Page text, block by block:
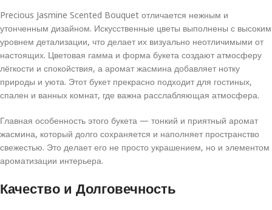
Precious Jasmine Scented Bouquet отличается нежным и
утонченным дизайном. Искусственные цветы выполнены с высоким
уровнем детализации, что делает их визуально неотличимыми от
настоящих. Цветовая гамма и форма букета создают атмосферу
лёгкости и спокойствия, а аромат жасмина добавляет нотку
природы и уюта. Этот букет прекрасно подходит для гостиных,
спален и ванных комнат, где важна расслабляющая атмосфера.
Главная особенность этого букета — тонкий и приятный аромат
жасмина, который долго сохраняется и наполняет пространство
свежестью. Это делает его не просто украшением, но и элементом
ароматизации интерьера.
Качество и Долговечность